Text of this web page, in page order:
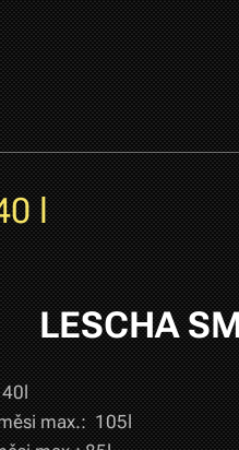
l
LESCHA
max.: 105l